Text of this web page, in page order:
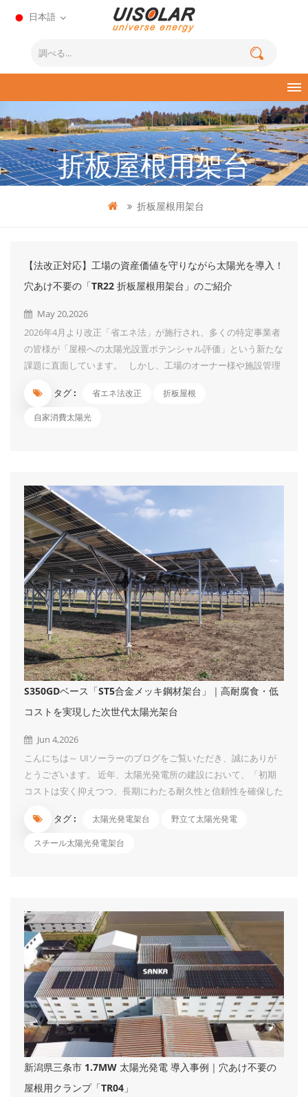
日本語
折板屋根用架台
折板屋根用架台
【法改正対応】工場の資産価値を守りながら太陽光を導入！
穴あけ不要の「TR22 折板屋根用架台」のご紹介
May 20,2026
2026年4月より改正「省エネ法」が施行され、多くの特定事業者
の皆様が「屋根への太陽光設置ポテンシャル評価」という新たな
課題に直面しています。 しかし、工場のオーナー様や施設管理
による雨漏りリスク」と「屋根の寿命への影響」です。 UIソー
ラーが提供する「TR22 多種類折板屋根用架台（挟み金具）」
「挟み金具」を採用している点です。屋根材に穴をあける必要が
一切ないため、工場の資産価値を損なうことなく、雨漏りのリス
クを最小限に抑えます。 ...
タグ : 省エネ法改正 折板屋根
自家消費太陽光
S350GDベース「ST5合金メッキ鋼材架台」｜高耐腐食・低
コストを実現した次世代太陽光架台
Jun 4,2026
こんにちは～ UIソーラーのブログをご覧いただき、誠にありが
とうございます。 近年、太陽光発電所の建設において、「初期
コストは安く抑えつつ、長期にわたる耐久性と信頼性を確保した
れらの課題を解決する新製品、「ST5合金メッキ鋼材架台」を開
発・リリースいたしました。 本製品は、高強度で知られる
従来のアルミ製架台と比較して、材料コストを約10～30%削減す
ることが可能です。特に大規模なメガソーラー案件において、予
算内での導入を強力にサポートします。 2. 優れた耐腐食性能
（従来比10～...
タグ : 太陽光発電架台 野立て太陽光発電
スチール太陽光発電架台
新潟県三条市 1.7MW 太陽光発電 導入事例｜穴あけ不要の
屋根用クランプ「TR04」